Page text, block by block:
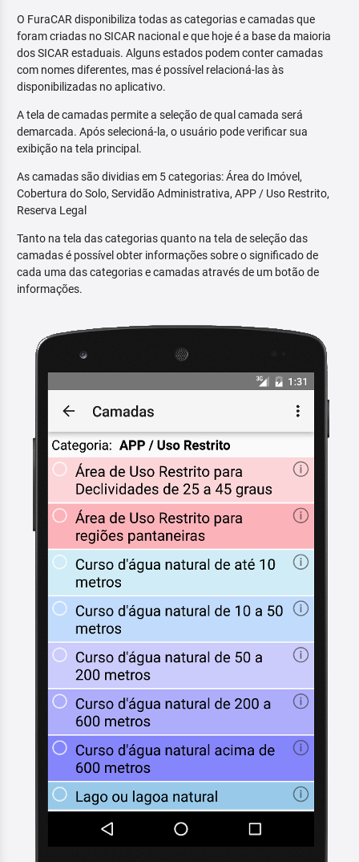
O FuraCAR disponibiliza todas as categorias e camadas que
foram criadas no SICAR nacional e que hoje é a base da maioria
dos SICAR estaduais. Alguns estados podem conter camadas
com nomes diferentes, mas é possível relacioná-las às
disponibilizadas no aplicativo.
A tela de camadas permite a seleção de qual camada será
demarcada. Após selecioná-la, o usuário pode verificar sua
exibição na tela principal.
As camadas são dividias em 5 categorias: Área do Imóvel,
Cobertura do Solo, Servidão Administrativa, APP / Uso Restrito,
Reserva Legal
Tanto na tela das categorias quanto na tela de seleção das
camadas é possível obter informações sobre o significado de
cada uma das categorias e camadas através de um botão de
informações.